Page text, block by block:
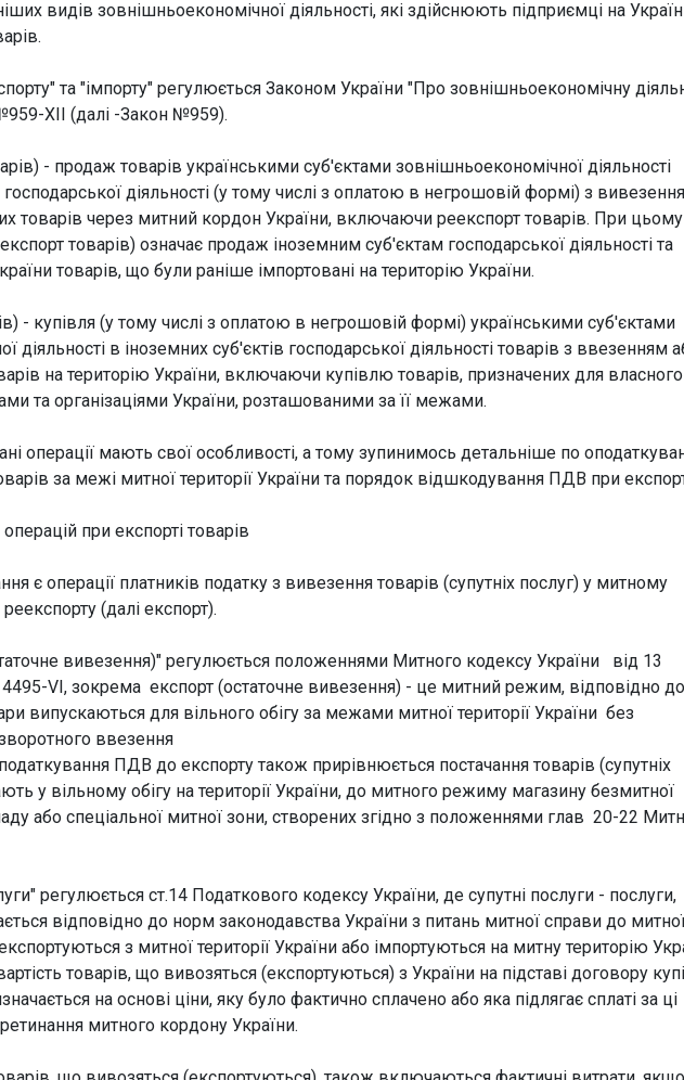
видів зовнішньоекономічної діяльності, які здійснюють підприємці на
та "імпорту" регулюється Законом України "Про зовнішньоекономічну
ХІІ (далі -Закон №959).
- продаж товарів українськими суб'єктами зовнішньоекономічної діяльності
діяльності (у тому числі з оплатою в негрошовій формі) з
товарів через митний кордон України, включаючи реекспорт товарів. При цьому
товарів) означає продаж іноземним суб'єктам господарської діяльності та
товарів, що були раніше імпортовані на територію України.
- купівля (у тому числі з оплатою в негрошовій формі) українськими суб'єктами
діяльності в іноземних суб'єктів господарської діяльності товарів з ввезенням
на територію України, включаючи купівлю товарів, призначених для власного
та організаціями України, розташованими за її межами.
операції мають свої особливості, а тому зупинимось детальніше по
за межі митної території України та порядок відшкодування ПДВ при
при експорті товарів
є операції платників податку з вивезення товарів (супутніх послуг) у митному
(далі експорт).
вивезення)" регулюється положеннями Митного кодексу України від 13
VI, зокрема експорт (остаточне вивезення) - це митний режим, відповідно до
випускаються для вільного обігу за межами митної території України без
ввезення
ПДВ до експорту також прирівнюється постачання товарів (супутніх
у вільному обігу на території України, до митного режиму магазину безмитної
або спеціальної митної зони, створених згідно з положеннями глав 20-22
регулюється ст.14 Податкового кодексу України, де супутні послуги - послуги,
відповідно до норм законодавства України з питань митної справи до
з митної території України або імпортуються на митну територію
товарів, що вивозяться (експортуються) з України на підставі договору
на основі ціни, яку було фактично сплачено або яка підлягає сплаті за ці
митного кордону України.